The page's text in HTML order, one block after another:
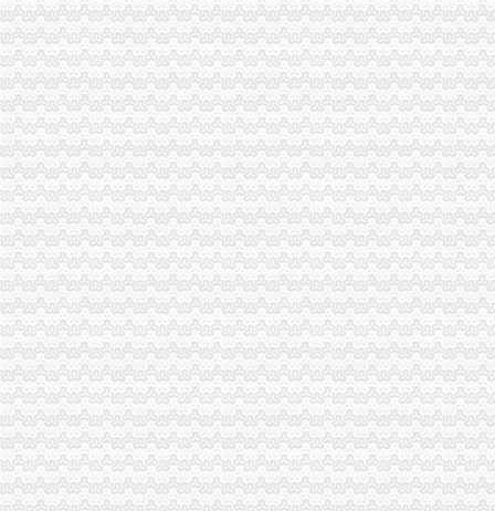
忠县局分公司营业执照注销围绕创新广泛开展调研活动
酉局分公司营业执照注销李溪工商所五条措施推进红老区新农村建设
高新园局代理注销分公司内外结合落实流动人口计划生育管理工作
巴南局“三个加”代办注销分公司大力实施消费安全放心工程
市重庆注销分公司局高印平副巡视员到渝北局检查指导工作
谭世贤副巡视员到九龙坡局代理注销分公司检查指导工作
酉局重庆分公司注销从五个方面开展送温暖活动
渝中局及个协会与浙江瑞安市重庆注销分公司局及协会举行经济合作交流座谈会
长寿局代办注销分公司四措施贯彻实施农产品质量安全法
市分公司营业执照注销局副巡视员刘伍伦到潼南局检查指导工作
大足县工商局重庆注销税务创建全国优秀卫生单位
第七届中国西部家具建材博览会即将开幕
梁平局“4321”重庆分公司注销推进农资放心店建设工程
市重庆注销分公司局等10部门将联合实行违法广告公告制度
江北局重庆分公司注销鱼嘴所为经营户提供上门验照服务
沙坪坝局重庆注销税务召开风廉政建设暨纪检监察工作会
九龙坡桷坪所营造“学习型所”代办注销分公司
长寿局代办注销分公司五项措施迅速贯彻落实胡锦涛总书记讲话精
巫溪局重庆注销分公司认真学习贯彻胡锦涛总书记重要讲话精
黔江局突出“十大重点”代办注销分公司化市场监管执法
合川局开展“商标进万家”代办注销分公司活动
石柱局分公司营业执照注销水工商所为受灾经营户挽回经济损失15万元